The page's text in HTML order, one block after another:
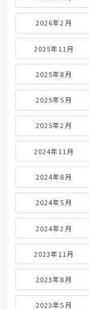
2026年2月
2025年11月
2025年8月
2025年5月
2025年2月
2024年11月
2024年8月
2024年5月
2024年2月
2023年11月
2023年8月
2023年5月